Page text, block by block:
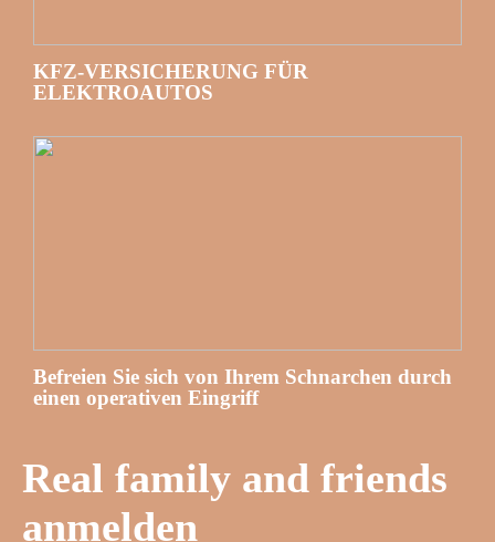
KFZ-VERSICHERUNG FÜR
ELEKTROAUTOS
Befreien Sie sich von Ihrem Schnarchen durch
einen operativen Eingriff
Real family and friends
anmelden